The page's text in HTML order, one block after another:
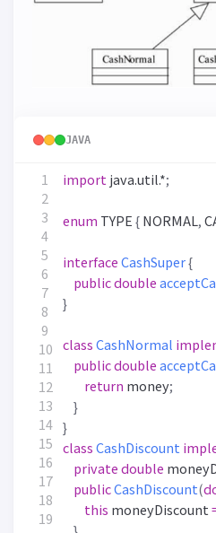
JAVA
4
7
14
17
import java.util.*;
enum TYPE {NORMAL,
interface CashSuper{
publicdouble
}
class CashNormal
publicdouble
return money;
}
}
class CashDiscount
private double
publicCashDiscount(
this moneyDiscount